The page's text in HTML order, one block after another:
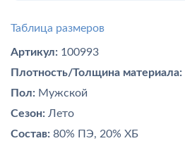
Таблица размеров
Артикул: 100993
Плотность/Толщина материала:
Пол: Мужской
Сезон: Лето
Состав: 80% ПЭ, 20% ХБ